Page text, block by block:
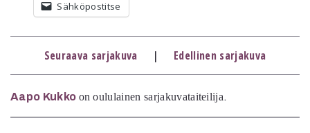
Mediatiedot
Sähköpostitse
Seuraava sarjakuva | Edellinen sarjakuva
Aapo Kukko on oululainen sarjakuvataiteilija.